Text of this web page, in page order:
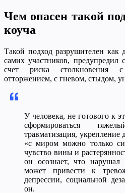
Чем опасен такой
коуча
Такой подход разрушителен
самих участников, предупредил
счет риска столкновения
отторжением, с гневом, стыдом,
У человека, не готового к
сформироваться
травматизация, укрепление
«с миром можно только
чувство вины и
он осознает, что
может привести к
депрессии, социальной
он.